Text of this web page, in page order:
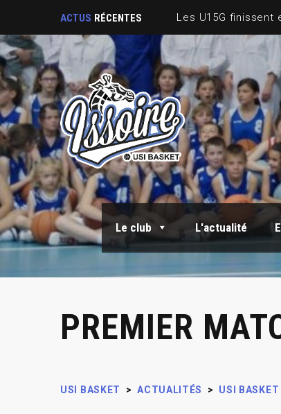
ACTUS RÉCENTES
Le club L'actualité
PREMIER
USI BASKET > ACTUALITÉS > USI BASKET